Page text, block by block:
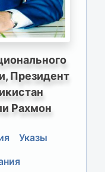
Президент
Рахмон
Указы